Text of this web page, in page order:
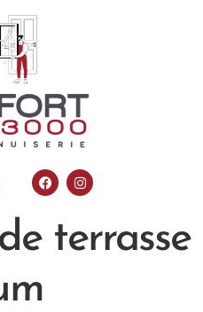
terrasse